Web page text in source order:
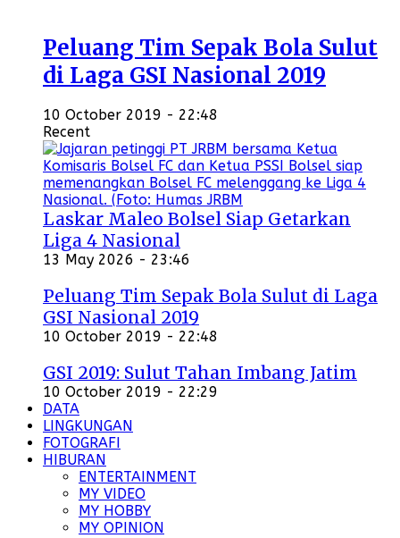
Peluang Tim Sepak Bola Sulut
di Laga GSI Nasional 2019
10 October 2019 - 22:48
Recent
Laskar Maleo Bolsel Siap Getarkan
Liga 4 Nasional
13 May 2026 - 23:46
Peluang Tim Sepak Bola Sulut di Laga
GSI Nasional 2019
10 October 2019 - 22:48
GSI 2019: Sulut Tahan Imbang Jatim
10 October 2019 - 22:29
DATA
LINGKUNGAN
FOTOGRAFI
HIBURAN
ENTERTAINMENT
MY VIDEO
MY HOBBY
MY OPINION